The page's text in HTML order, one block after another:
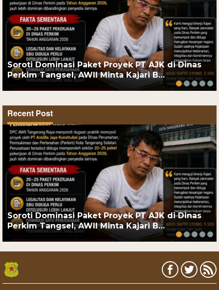
Soroti Dominasi Paket Proyek PT AJK di Dinas
Perkim Tangsel, AWII Minta Kajari B…
Recent Post
Soroti Dominasi Paket Proyek PT AJK di Dinas
Perkim Tangsel, AWII Minta Kajari B…